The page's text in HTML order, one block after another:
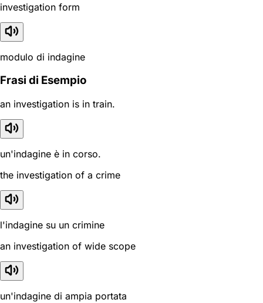
investigation form
modulo di indagine
Frasi di Esempio
an investigation is in train.
un'indagine è in corso.
the investigation of a crime
l'indagine su un crimine
an investigation of wide scope
un'indagine di ampia portata